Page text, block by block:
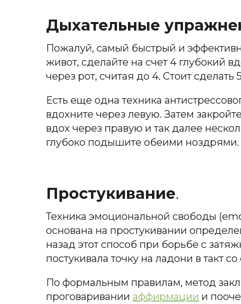
Дыхательные
Пожалуй, самый быстрый и
живот, сделайте на счет 4 глубокий
через рот, считая до 4. Стоит
Есть еще одна техника
вдохните через левую. Затем
вдох через правую и так далее
глубоко подышите обеими ноздрями.
Простукивание.
Техника эмоциональной свободы
основана на простукивании
назад этот способ при борьбе с
постукивала точку на ладони в такт
По формальным правилам, метод
проговаривании аффирмации и